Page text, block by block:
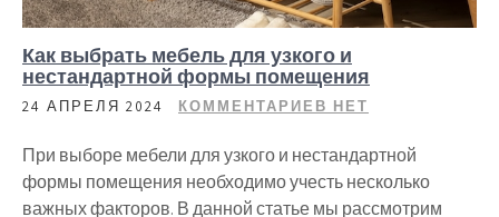
Как выбрать мебель для узкого и
нестандартной формы помещения
24 АПРЕЛЯ 2024 КОММЕНТАРИЕВ НЕТ
При выборе мебели для узкого и нестандартной
формы помещения необходимо учесть несколько
важных факторов. В данной статье мы рассмотрим